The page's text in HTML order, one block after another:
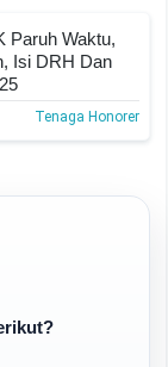
Paruh Waktu,
Isi DRH Dan
Tenaga Honorer